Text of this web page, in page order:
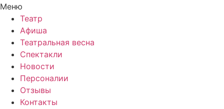
Меню
Театр
Афиша
Театральная весна
Спектакли
Новости
Персоналии
Отзывы
Контакты